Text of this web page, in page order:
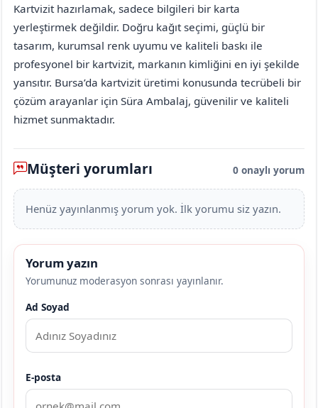
Kartvizit hazırlamak, sadece bilgileri bir karta
yerleştirmek değildir. Doğru kağıt seçimi, güçlü bir
tasarım, kurumsal renk uyumu ve kaliteli baskı ile
profesyonel bir kartvizit, markanın kimliğini en iyi şekilde
yansıtır. Bursa’da kartvizit üretimi konusunda tecrübeli bir
çözüm arayanlar için Süra Ambalaj, güvenilir ve kaliteli
hizmet sunmaktadır.
Müşteri yorumları 0 onaylı yorum
Henüz yayınlanmış yorum yok. İlk yorumu siz yazın.
Yorum yazın
Yorumunuz moderasyon sonrası yayınlanır.
Ad Soyad
E-posta